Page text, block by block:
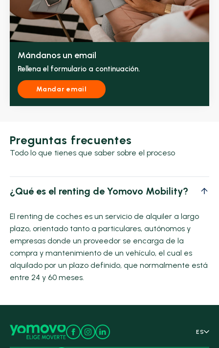
Mándanos un email
Rellena el formulario a continuación.
Mandar email
Preguntas frecuentes
Todo lo que tienes que saber sobre el proceso
¿Qué es el renting de Yomovo Mobility?
El renting de coches es un servicio de alquiler a largo
plazo, orientado tanto a particulares, autónomos y
empresas donde un proveedor se encarga de la
compra y mantenimiento de un vehículo, el cual es
alquilado por un plazo definido, que normalmente está
entre 24 y 60 meses.
ES